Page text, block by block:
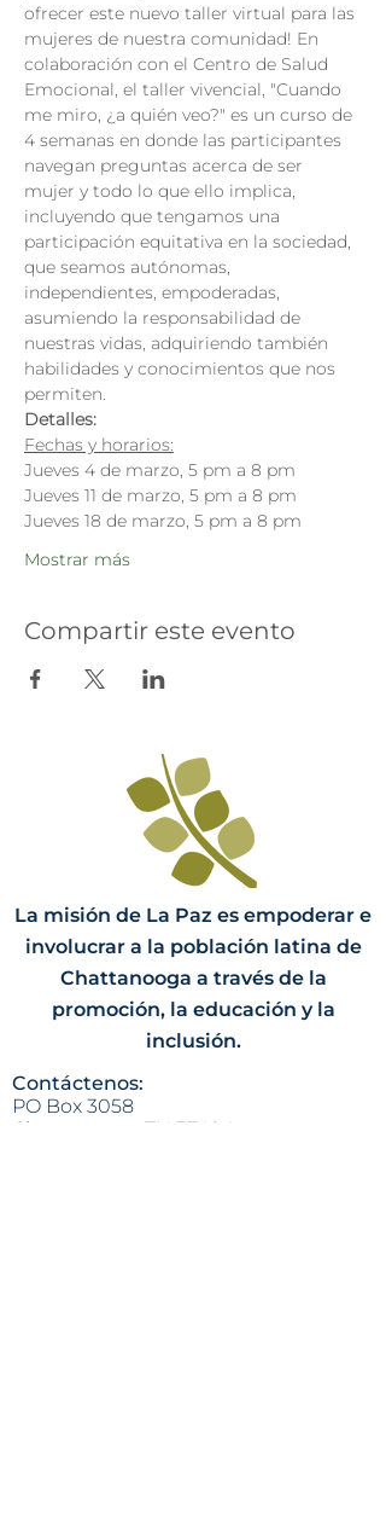
ofrecer este nuevo taller virtual para las
mujeres de nuestra comunidad! En
colaboración con el Centro de Salud
Emocional, el taller vivencial, "Cuando
me miro, ¿a quién veo?" es un curso de
4 semanas en donde las participantes
navegan preguntas acerca de ser
mujer y todo lo que ello implica,
incluyendo que tengamos una
participación equitativa en la sociedad,
que seamos autónomas,
independientes, empoderadas,
asumiendo la responsabilidad de
nuestras vidas, adquiriendo también
habilidades y conocimientos que nos
permiten.
Detalles:
Fechas y horarios:
Jueves 4 de marzo, 5 pm a 8 pm
Jueves 11 de marzo, 5 pm a 8 pm
Jueves 18 de marzo, 5 pm a 8 pm
Mostrar más
Compartir este evento
La misión de La Paz es empoderar e
involucrar a la población latina de
Chattanooga a través de la
promoción, la educación y la
inclusión.
Contáctenos:
PO Box 3058
Chattanooga, TN 37404